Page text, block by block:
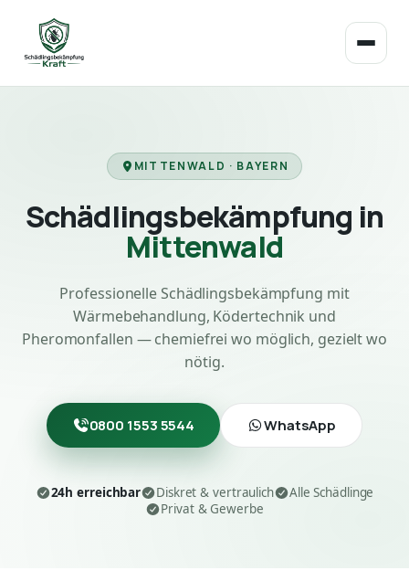
MITTENWALD · BAYERN
Schädlingsbekämpfung in
Mittenwald
Professionelle Schädlingsbekämpfung mit
Wärmebehandlung, Ködertechnik und
Pheromonfallen — chemiefrei wo möglich, gezielt wo
nötig.
0800 1553 5544 WhatsApp
24h erreichbar Diskret & vertraulich
Alle Schädlinge
Privat & Gewerbe